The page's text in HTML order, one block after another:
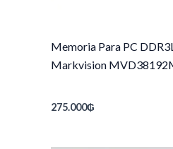
Memoria Para PC
Markvision
275.000₲